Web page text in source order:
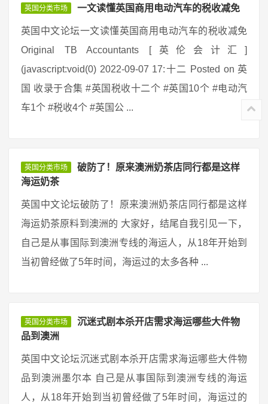
英国分类市场 一文读懂英国商用电动汽车的税收减免
英国中文论坛一文读懂英国商用电动汽车的税收减免
Original TB Accountants [英伦会计汇]
(javascript:void(0) 2022-09-07 17:十二 Posted on 英
国 收录于合集 #英国税收十二个 #英国10个 #电动汽
车1个 #税收4个 #英国公 ...
英国分类市场
破防了！原来澳洲奶茶店同行都是这样
海运奶茶
英国中文论坛破防了！原来澳洲奶茶店同行都是这样
海运奶茶原料到澳洲的 大家好，结尾自我引见一下，
自己是从事国际到澳洲专线的海运人，从18年开始到
当初曾经做了5年时间，海运过的太多各种 ...
英国分类市场
沉迷式剧本杀开店需求海运哪些大件物
品到澳洲
英国中文论坛沉迷式剧本杀开店需求海运哪些大件物
品到澳洲墨尔本 自己是从事国际到澳洲专线的海运
人，从18年开始到当初曾经做了5年时间，海运过的